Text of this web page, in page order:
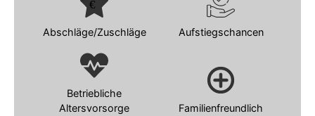
Abschläge/Zuschläge Aufstiegschancen
Betriebliche
Altersvorsorge
Familienfreundlich